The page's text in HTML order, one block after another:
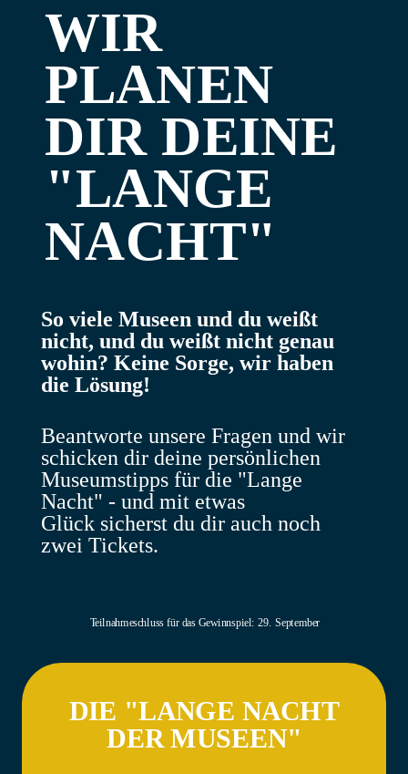
WIR
PLANEN
DIR DEINE
"LANGE
NACHT"
So viele Museen und du weißt
nicht, und du weißt nicht genau
wohin? Keine Sorge, wir haben
die Lösung!
Beantworte unsere Fragen und wir
schicken dir deine persönlichen
Museumstipps für die "Lange
Nacht" - undmit etwas
Glück sicherst du dir auch noch
zwei Tickets.
Teilnahmeschluss für das Gewinnspiel: 29. September
DIE "LANGE NACHT
DER MUSEEN"